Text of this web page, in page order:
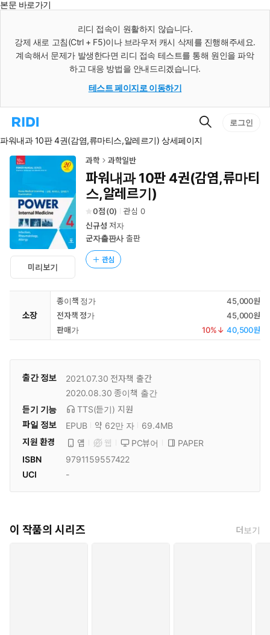
본문 바로가기
리디 접속이 원활하지 않습니다.
강제 새로 고침(Ctrl + F5)이나 브라우저 캐시 삭제를 진행해주세요.
계속해서 문제가 발생한다면 리디 접속 테스트를 통해 원인을 파악
하고 대응 방법을 안내드리겠습니다.
테스트 페이지로 이동하기
리
홈
로
이
검
색
로그인
파워내과 10판 4권(감염,류마티스,알레르기) 상세페이지
미리보기
과학 과학일반
파워내과 10판 4권(감염,류마티
스,알레르기)
0 (0) 관심 0
신규성 저자
군자출판사출판
관심
소장
종이책 정가
45,000원
전자책 정가
45,000원
판매가
10%↓ 40,500원
출간 정보 2021.07.30 전자책 출간
2020.08.30 종이책 출간
듣기 기능
TTS(듣기) 지원
파일 정보
EPUB 약 62만 자
69.4MB
지원 환경
앱 웹 PC뷰어
PAPER
ISBN
9791159557422
UCI
-
이 작품의 시리즈 더보기